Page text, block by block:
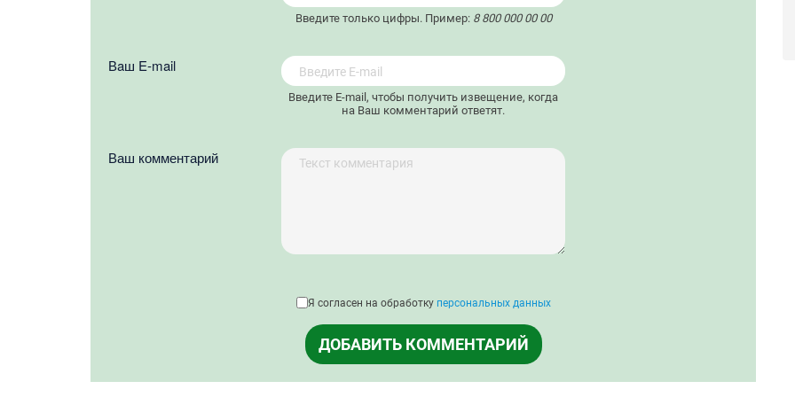
Введите только цифры. Пример: 8 800 000 00 00
Вaш E-mail
Введите E-mail, чтобы получить извещение, когда
на Ваш комментарий ответят.
Ваш комментарий
Я согласен на обработку персональных данных
ДОБАВИТЬ КОММЕНТАРИЙ